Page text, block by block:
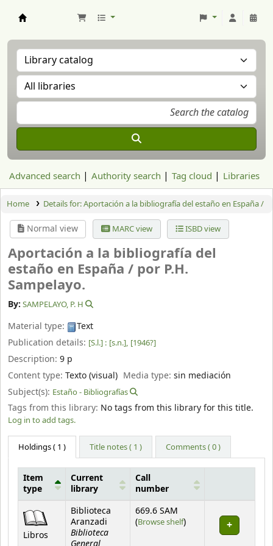
Advanced search Authority search Tag cloud Libraries
Home Details for:Aportación a la bibliografía del estaño en España /
Normal view MARC view ISBD view
Aportación a la bibliografía del
estaño en España / por P.H.
Sampelayo.
By: SAMPELAYO, P. H
Material type:
Text
Publication details: [S.l.] : [s.n.], [1946?]
Description: 9 p
Content type: Texto (visual) Media type:sin mediación
Subject(s): Estaño - Bibliografías
Tags from this library: No tags from this library for this title.
Log in to add tags.
Holdings( 1 ) Title notes ( 1 ) Comments ( 0 )
Item
type
Current
library
Call
number
Libros
Biblioteca
Aranzadi
Biblioteca
669.6 SAM
(Browse shelf(Opens below)
)